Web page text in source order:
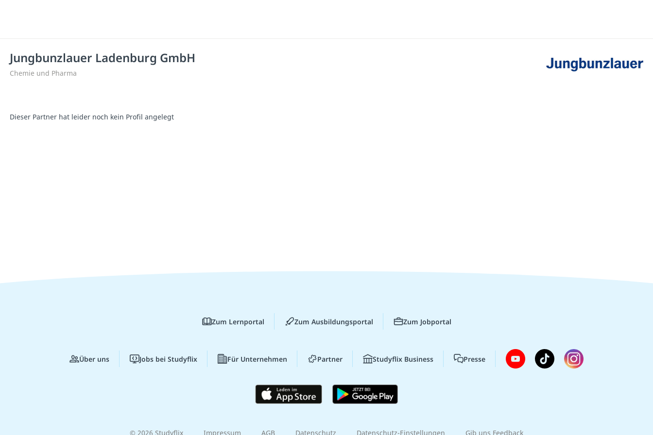
Jungbunzlauer Ladenburg GmbH
Chemie und Pharma
Dieser Partner hat leider noch kein Profil angelegt
Zum Lernportal Zum Ausbildungsportal Zum Jobportal
Über uns Jobs bei Studyflix Für Unternehmen Partner Studyflix Business Presse
© 2026 Studyflix Impressum AGB Datenschutz Datenschutz-Einstellungen Gib uns Feedback